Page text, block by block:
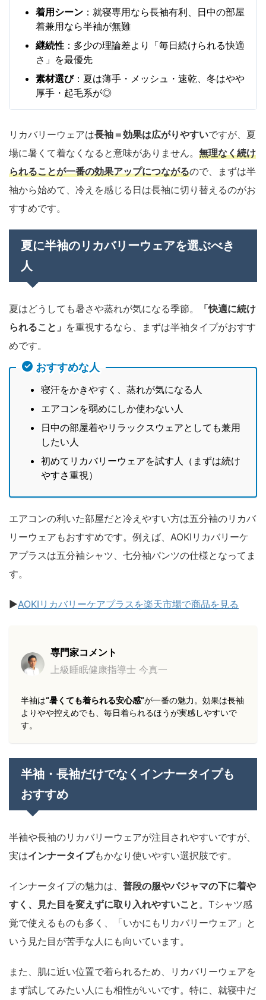
着用シーン ：就寝専用なら長袖有利、日中の部屋
着兼用なら半袖が無難
継続性 ：多少の理論差より「毎日続けられる快適
さ」を最優先
素材選び：夏は薄手・メッシュ・速乾、冬はやや
厚手・起毛系が◎
リカバリーウェアは長袖＝効果は広がりやすいですが、夏
場に暑くて着なくなると意味がありません。 無理なく続け
られることが一番の効果アップにつながるので、まずは半
袖から始めて、冷えを感じる日は長袖に切り替えるのがお
すすめです。
夏に半袖のリカバリーウェアを選ぶべき
人
夏はどうしても暑さや蒸れが気になる季節。
「快適に続け
られること」 を重視するなら、まずは半袖タイプがおすす
めです。
おすすめな人
寝汗をかきやすく、蒸れが気になる人
エアコンを弱めにしか使わない人
日中の部屋着やリラックスウェアとしても兼用
したい人
初めてリカバリーウェアを試す人（まずは続け
やすさ重視）
エアコンの利いた部屋だと冷えやすい方は五分袖のリカバ
リーウェアもおすすめです。例えば、AOKIリカバリーケ
アプラスは五分袖シャツ、七分袖パンツの仕様となってま
す。
▶AOKIリカバリーケアプラスを楽天市場で商品を見る
専門家コメント
上級睡眠健康指導士 今真一
半袖は“暑くても着られる安心感”が一番の魅力。効果は長袖
よりやや控えめでも、毎日着られるほうが実感しやすいで
す。
半袖・長袖だけでなくインナータイプも
おすすめ
半袖や長袖のリカバリーウェアが注目されやすいですが、
実はインナータイプもかなり使いやすい選択肢です。
インナータイプの魅力は、 普段の服やパジャマの下に着や
すく、見た目を変えずに取り入れやすいこと 。Tシャツ感
覚で使えるものも多く、「いかにもリカバリーウェア」と
いう見た目が苦手な人にも向いています。
また、肌に近い位置で着られるため、リカバリーウェアを
まず試してみたい人にも相性がいいです。特に、就寝中だ